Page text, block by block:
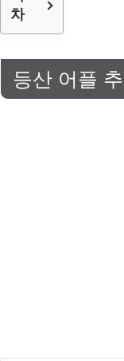
차
등산 어플